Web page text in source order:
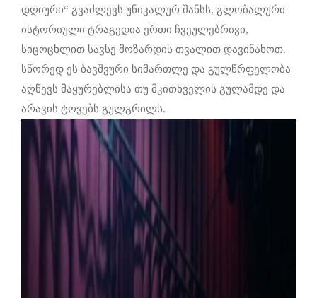
დღიური“ გვაძლევს უნიკალურ შანსს, გლობალური
ისტორიული ტრაგედია ერთი ჩვეულებრივი,
სიცოცხლით სავსე მოზარდის თვალით დავინახოთ.
სწორედ ეს ბავშვური სიმართლე და გულწრფელობა
აღწევს მაყურებლისა თუ მკითხველის გულამდე და
არავის ტოვებს გულგრილს.